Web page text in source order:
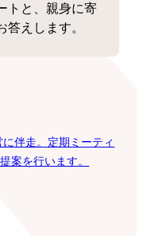
トと、親身に寄
答えします。
伴走。定期ミーティ
案を行います。